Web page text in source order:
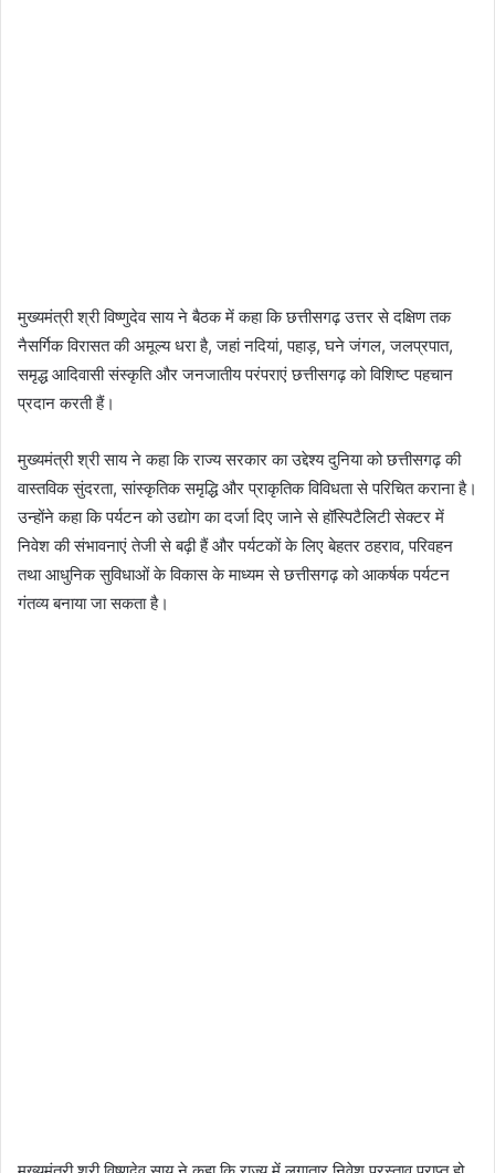
मुख्यमंत्री श्री विष्णुदेव साय ने बैठक में कहा कि छत्तीसगढ़ उत्तर से दक्षिण तक
नैसर्गिक विरासत की अमूल्य धरा है, जहां नदियां, पहाड़, घने जंगल, जलप्रपात,
समृद्ध आदिवासी संस्कृति और जनजातीय परंपराएं छत्तीसगढ़ को विशिष्ट पहचान
प्रदान करती हैं।
मुख्यमंत्री श्री साय ने कहा कि राज्य सरकार का उद्देश्य दुनिया को छत्तीसगढ़ की
वास्तविक सुंदरता, सांस्कृतिक समृद्धि और प्राकृतिक विविधता से परिचित कराना है।
उन्होंने कहा कि पर्यटन को उद्योग का दर्जा दिए जाने से हॉस्पिटैलिटी सेक्टर में
निवेश की संभावनाएं तेजी से बढ़ी हैं और पर्यटकों के लिए बेहतर ठहराव, परिवहन
तथा आधुनिक सुविधाओं के विकास के माध्यम से छत्तीसगढ़ को आकर्षक पर्यटन
गंतव्य बनाया जा सकता है।